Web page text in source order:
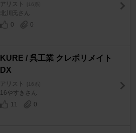
アリスト [16系]
北川氏さん
0
0
KURE / 呉工業 クレポリメイト
DX
アリスト [16系]
16やすきさん
11
0